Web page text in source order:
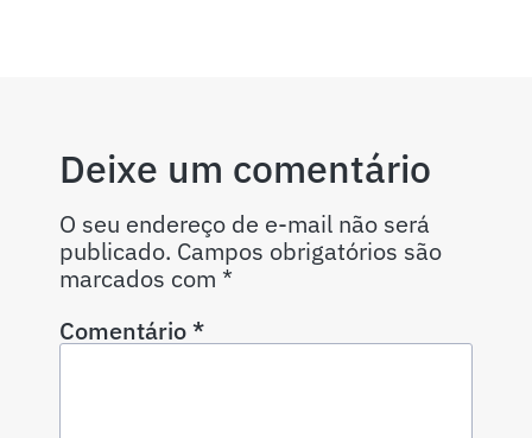
Deixe um comentário
O seu endereço de e-mail não será
publicado. Campos obrigatórios são
marcados com *
Comentário*